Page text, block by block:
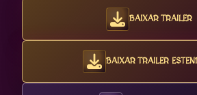
BAIXAR TRAILER
BAIXAR TRAILER